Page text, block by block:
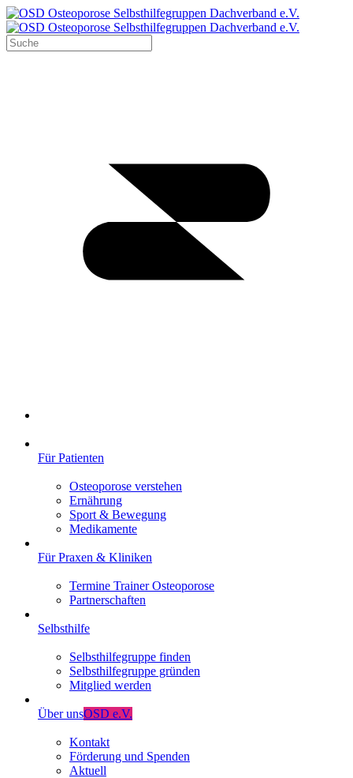
Für Patienten
Osteoporose verstehen
Ernährung
Sport & Bewegung
Medikamente
Für Praxen & Kliniken
Termine Trainer Osteoporose
Partnerschaften
Selbsthilfe
Selbsthilfegruppe finden
Selbsthilfegruppe gründen
Mitglied werden
Über unsOSD e.V.
Kontakt
Förderung und Spenden
Aktuell